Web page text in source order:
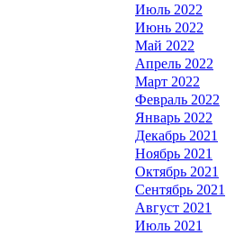
Июль 2022
Июнь 2022
Май 2022
Апрель 2022
Март 2022
Февраль 2022
Январь 2022
Декабрь 2021
Ноябрь 2021
Октябрь 2021
Сентябрь 2021
Август 2021
Июль 2021